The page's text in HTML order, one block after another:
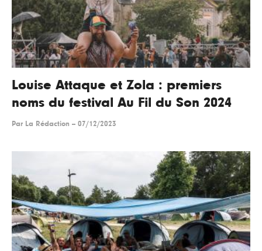
Louise Attaque et Zola : premiers
noms du festival Au Fil du Son 2024
Par La Rédaction -- 07/12/2023